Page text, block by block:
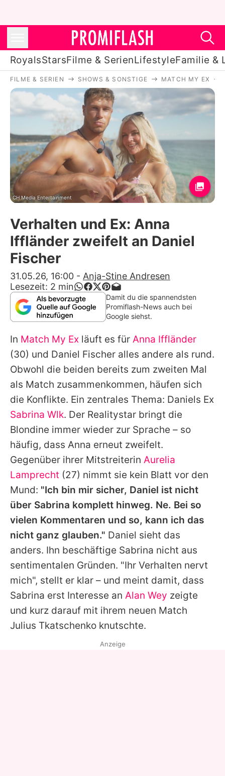
RoyalsStarsFilme & SerienLifestyleFamilie &
Royals
Stars
Filme & Serien
Lifestyle
Familie & Liebe
Promiflash Exklusiv
Alle Themen auf Promiflash
App runterladen
Team
Redaktionelle Richtlinien
Impressum
Datenschutzerklärung
Nutzungsbedingungen
Utiq verwalten
FILME & SERIEN SHOWS & SONSTIGE MATCH MY EX
CH Media Entertainment
Verhalten und Ex: Anna
Iffländer zweifelt an Daniel
Fischer
31.05.26, 16:00 - Anja-Stine Andresen
Lesezeit: 2 min
Damit du die spannendsten
Promiflash-News auch bei
Google siehst.
In Match My Ex läuft es für Anna Iffländer
(30) und Daniel Fischer alles andere als rund.
Obwohl die beiden bereits zum zweiten Mal
als Match zusammenkommen, häufen sich
die Konflikte. Ein zentrales Thema: Daniels Ex
Sabrina Wlk. Der Realitystar bringt die
Blondine immer wieder zur Sprache – so
häufig, dass Anna erneut zweifelt.
Gegenüber ihrer Mitstreiterin Aurelia
Lamprecht (27) nimmt sie kein Blatt vor den
Mund: "Ich bin mir sicher, Daniel ist nicht
über Sabrina komplett hinweg. Ne. Bei so
vielen Kommentaren und so, kann ich das
nicht ganz glauben." Daniel sieht das
anders. Ihn beschäftige Sabrina nicht aus
sentimentalen Gründen. "Ihr Verhalten nervt
mich", stellt er klar – und meint damit, dass
Sabrina erst Interesse an Alan Wey zeigte
und kurz darauf mit ihrem neuen Match
Julius Tkatschenko knutschte.
Anzeige